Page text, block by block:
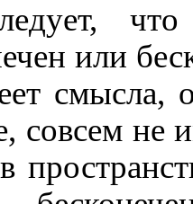
или
смысла,
совсем не